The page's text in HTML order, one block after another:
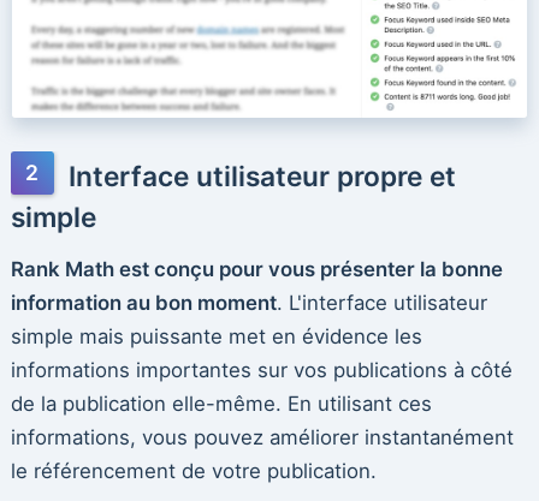
Interface utilisateur propre et
simple
Rank Math est conçu pour vous présenter la bonne
information au bon moment. L'interface utilisateur
simple mais puissante met en évidence les
informations importantes sur vos publications à côté
de la publication elle-même. En utilisant ces
informations, vous pouvez améliorer instantanément
le référencement de votre publication.